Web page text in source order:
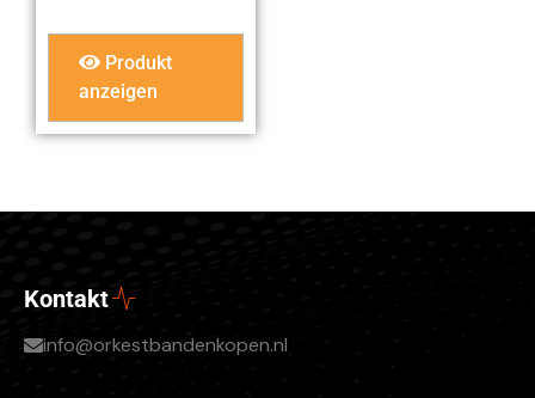
Produkt
anzeigen
Kontakt
info@orkestbandenkopen.nl